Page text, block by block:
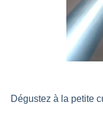
Dégustez à la petite